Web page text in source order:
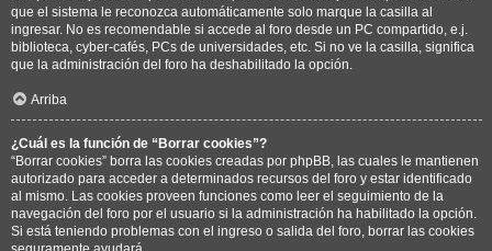
que el sistema le reconozca automáticamente solo marque la casilla al
ingresar. No es recomendable si accede al foro desde un PC compartido, e.j.
biblioteca, cyber-cafés, PCs de universidades, etc. Si no ve la casilla, significa
que la administración del foro ha deshabilitado la opción.
Arriba
¿Cuál es la función de “Borrar cookies”?
“Borrar cookies” borra las cookies creadas por phpBB, las cuales le mantienen
autorizado para acceder a determinados recursos del foro y estar identificado
al mismo. Las cookies proveen funciones como leer el seguimiento de la
navegación del foro por el usuario si la administración ha habilitado la opción.
Si está teniendo problemas con el ingreso o salida del foro, borrar las cookies